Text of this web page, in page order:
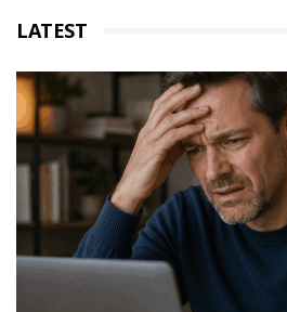
LATEST